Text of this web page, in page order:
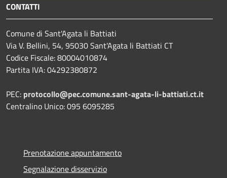
CONTATTI
Comune di Sant'Agata li Battiati
Via V. Bellini, 54, 95030 Sant'Agata li Battiati CT
Codice Fiscale: 80004010874
Partita IVA: 04292380872
PEC: protocollo@pec.comune.sant-agata-li-battiati.ct.it
Centralino Unico: 095 6095285
Prenotazione appuntamento
Segnalazione disservizio